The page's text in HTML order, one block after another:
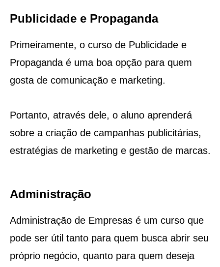
Publicidade e Propaganda
Primeiramente, o curso de Publicidade e
Propaganda é uma boa opção para quem
gosta de comunicação e marketing.
Portanto, através dele, o aluno aprenderá
sobre a criação de campanhas publicitárias,
estratégias de marketing e gestão de marcas.
Administração
Administração de Empresas é um curso que
pode ser útil tanto para quem busca abrir seu
próprio negócio, quanto para quem deseja